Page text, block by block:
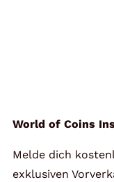
World of Coins
Melde dich
exklusiven